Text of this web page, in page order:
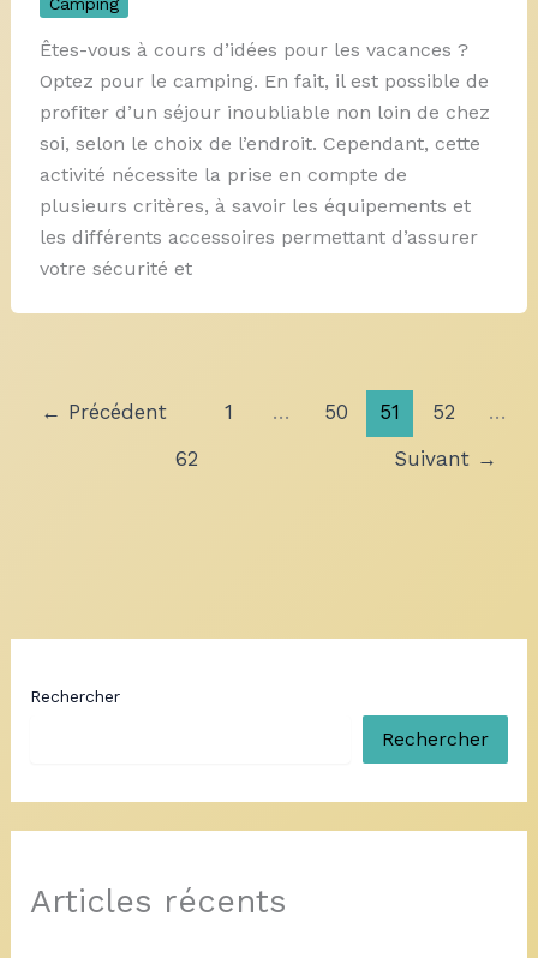
Êtes-vous à cours d’idées pour les vacances ?
Optez pour le camping. En fait, il est possible de
profiter d’un séjour inoubliable non loin de chez
soi, selon le choix de l’endroit. Cependant, cette
activité nécessite la prise en compte de
plusieurs critères, à savoir les équipements et
les différents accessoires permettant d’assurer
votre sécurité et
← Précédent 1 … 50 51 52
…
62
Suivant →
Rechercher
Rechercher
Articles récents